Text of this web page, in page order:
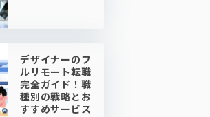
デザイナーのフ
ルリモート転職
完全ガイド！職
種別の戦略とお
すすめサービス